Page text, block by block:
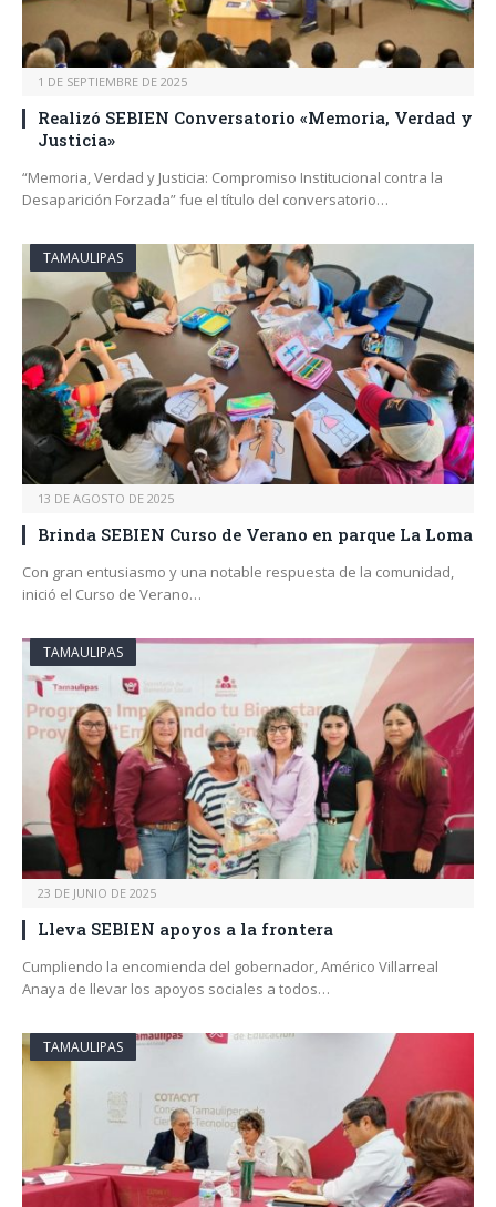
1 DE SEPTIEMBRE DE 2025
Realizó SEBIEN Conversatorio «Memoria, Verdad y
Justicia»
“Memoria, Verdad y Justicia: Compromiso Institucional contra la
Desaparición Forzada” fue el título del conversatorio…
TAMAULIPAS
13 DE AGOSTO DE 2025
Brinda SEBIEN Curso de Verano en parque La Loma
Con gran entusiasmo y una notable respuesta de la comunidad,
inició el Curso de Verano…
TAMAULIPAS
23 DE JUNIO DE 2025
Lleva SEBIEN apoyos a la frontera
Cumpliendo la encomienda del gobernador, Américo Villarreal
Anaya de llevar los apoyos sociales a todos…
TAMAULIPAS